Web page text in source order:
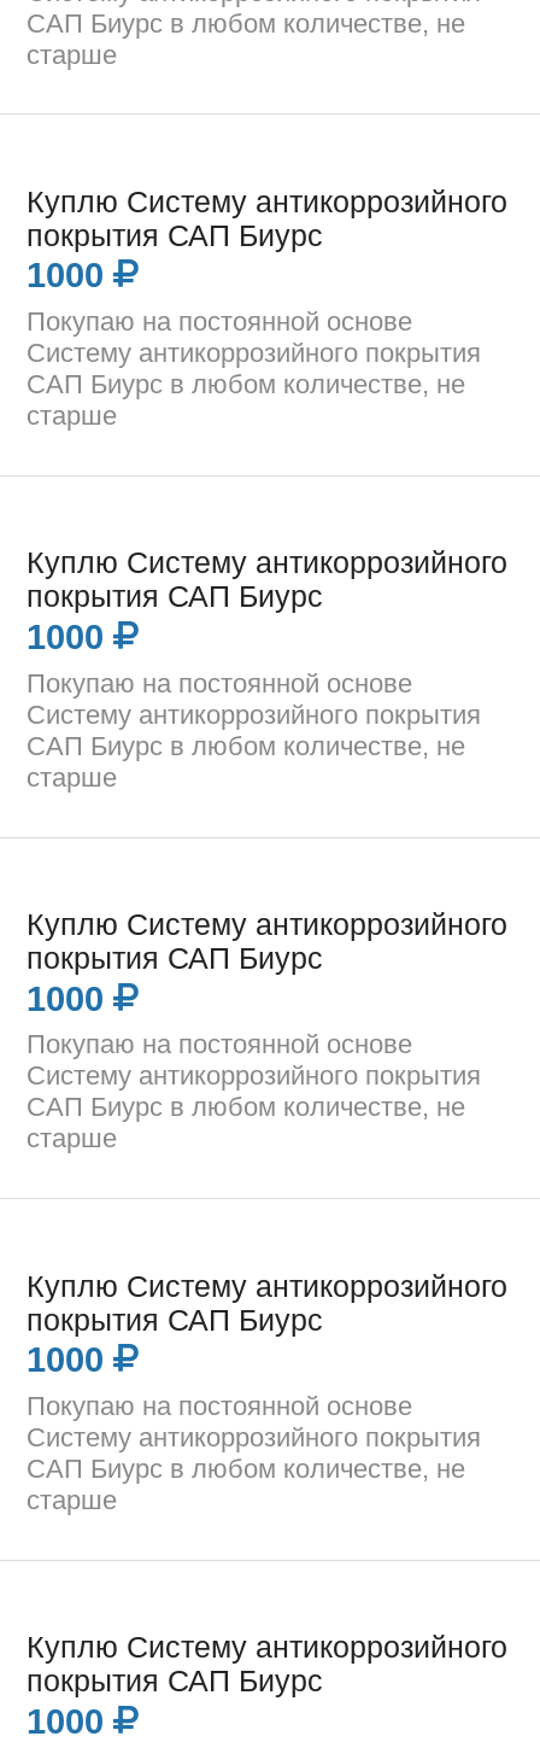
САП Биурс в любом количестве, не
старше
Куплю Систему антикоррозийного
покрытия САП Биурс
1000
Покупаю на постоянной основе
Систему антикоррозийного покрытия
САП Биурс в любом количестве, не
старше
Куплю Систему антикоррозийного
покрытия САП Биурс
1000
Покупаю на постоянной основе
Систему антикоррозийного покрытия
САП Биурс в любом количестве, не
старше
Куплю Систему антикоррозийного
покрытия САП Биурс
1000
Покупаю на постоянной основе
Систему антикоррозийного покрытия
САП Биурс в любом количестве, не
старше
Куплю Систему антикоррозийного
покрытия САП Биурс
1000
Покупаю на постоянной основе
Систему антикоррозийного покрытия
САП Биурс в любом количестве, не
старше
Куплю Систему антикоррозийного
покрытия САП Биурс
1000